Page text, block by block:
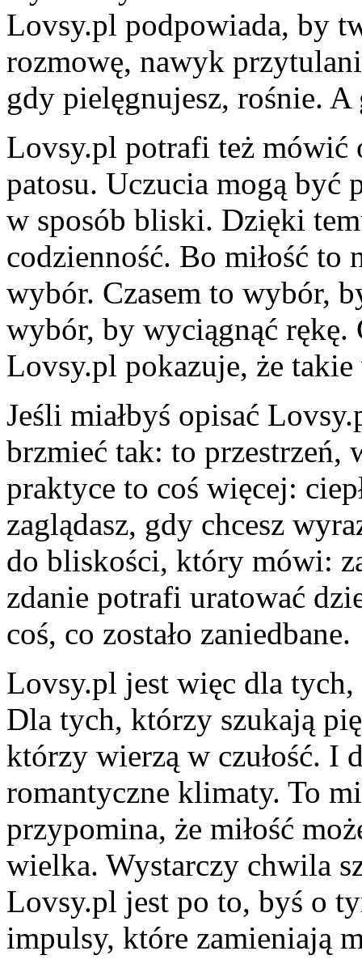
Lovsy.pl podpowiada, by
rozmowę, nawyk
gdy pielęgnujesz, rośnie. A
Lovsy.pl potrafi też mówić
patosu. Uczucia mogą być
w sposób bliski. Dzięki
codzienność. Bo miłość
wybór. Czasem to wybór,
wybór, by wyciągnąć rękę.
Lovsy.pl pokazuje, że
Jeśli miałbyś opisać
brzmieć tak: to przestrzeń,
praktyce to coś więcej:
zaglądasz, gdy chcesz
do bliskości, który mówi:
zdanie potrafi uratować
coś, co zostało zaniedbane.
Lovsy.pl jest więc dla
Dla tych, którzy szukają
którzy wierzą w czułość. I
romantyczne klimaty. To
przypomina, że miłość
wielka. Wystarczy chwila
Lovsy.pl jest po to, byś o
impulsy, które zamieniają